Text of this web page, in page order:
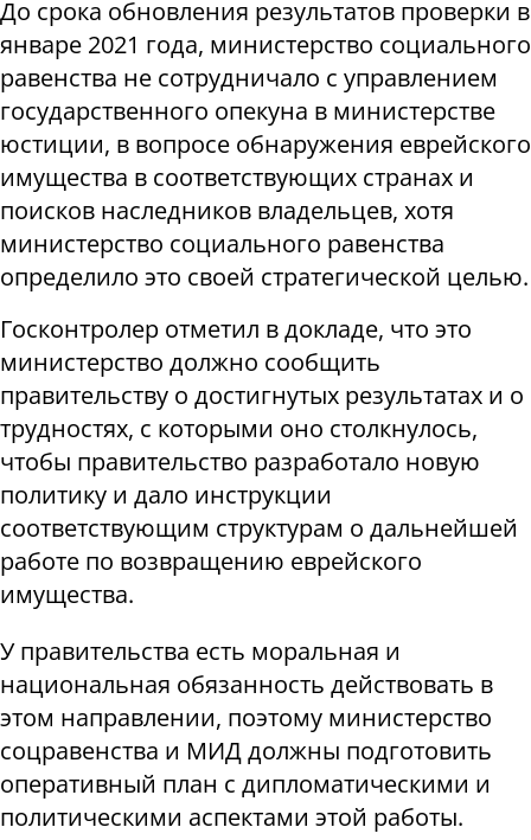
До срока обновления результатов проверки в
январе 2021 года, министерство социального
равенства не сотрудничало с управлением
государственного опекуна в министерстве
юстиции, в вопросе обнаружения еврейского
имущества в соответствующих странах и
поисков наследников владельцев, хотя
министерство социального равенства
определило это своей стратегической целью.
Госконтролер отметил в докладе, что это
министерство должно сообщить
правительству о достигнутых результатах и о
трудностях, с которыми оно столкнулось,
чтобы правительство разработало новую
политику и дало инструкции
соответствующим структурам о дальнейшей
работе по возвращению еврейского
имущества.
У правительства есть моральная и
национальная обязанность действовать в
этом направлении, поэтому министерство
соцравенства и МИД должны подготовить
оперативный план с дипломатическими и
политическими аспектами этой работы.